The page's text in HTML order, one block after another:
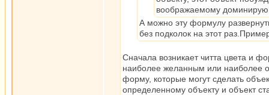
воображаемому
А можно эту формулу
без подколок на этот
Сначала возникает читта цвета и
наиболее желанным или наиболее
форму, которые могут сделать
определенному объекту и объект